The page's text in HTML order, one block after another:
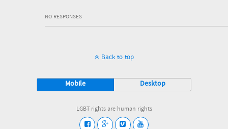
NO RESPONSES
Back to top
Mobile Desktop
LGBT rights are human rights